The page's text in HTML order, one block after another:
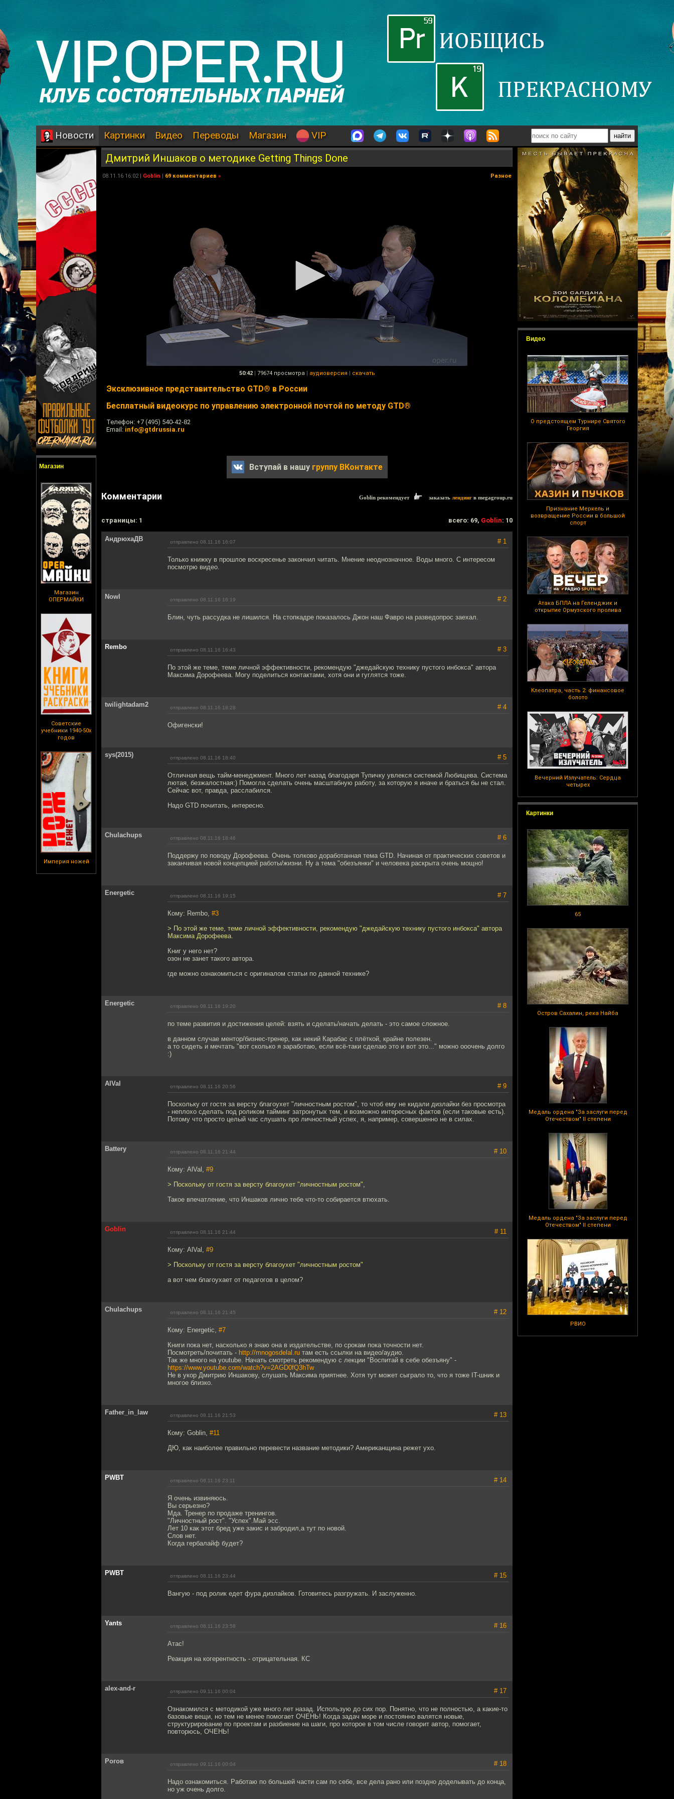
Новости Картинки Видео Переводы Магазин VIP
Магазин
Магазин
ОПЕРМАЙКИ
Советские
учебники 1940-50х
годов
Империя ножей
Видео
О предстоящем Турнире Святого
Георгия
Признание Меркель и
возвращение России в большой
спорт
Атака БПЛА на Геленджик и
открытие Ормузского пролива
Клеопатра, часть 2: финансовое
болото
Вечерний Излучатель: Сердца
четырех
Картинки
65
Остров Сахалин, река Найба
Медаль ордена "За заслуги перед
Отечеством" II степени
Медаль ордена "За заслуги перед
Отечеством" II степени
РВИО
Дмитрий Иншаков о методике Getting Things Done
08.11.16 16:02 | Goblin | 69 комментариев » Разное
50:42 | 79674 просмотра | аудиоверсия | скачать
Эксклюзивное представительство GTD® в России
Бесплатный видеокурс по управлению электронной почтой по методу GTD®
Телефон: +7 (495) 540-42-82
Email: info@gtdrussia.ru
Вступай в нашу группу ВКонтакте
Комментарии Goblin рекомендует заказать лендинг в megagroup.ru
cтраницы: 1 всего: 69, Goblin: 10
АндрюхаДВ отправлено 08.11.16 16:07 # 1
Только книжку в прошлое воскресенье закончил читать. Мнение неоднозначное. Воды много. С интересом
посмотрю видео.
Nowl отправлено 08.11.16 16:19 # 2
Блин, чуть рассудка не лишился. На стопкадре показалось Джон наш Фавро на разведопрос заехал.
Rembo отправлено 08.11.16 16:43 # 3
По этой же теме, теме личной эффективности, рекомендую "джедайскую технику пустого инбокса" автора
Максима Дорофеева. Могу поделиться контактами, хотя они и гуглятся тоже.
twilightadam2 отправлено 08.11.16 18:28 # 4
Офигенски!
sys(2015) отправлено 08.11.16 18:40 # 5
Отличная вещь тайм-менеджмент. Много лет назад благодаря Тупичку увлекся системой Любищева. Система
лютая, безжалостная:) Помогла сделать очень масштабную работу, за которую я иначе и браться бы не стал.
Сейчас вот, правда, расслабился.
Надо GTD почитать, интересно.
Chulachups отправлено 08.11.16 18:46 # 6
Поддержу по поводу Дорофеева. Очень толково доработанная тема GTD. Начиная от практических советов и
заканчивая новой концепцией работы/жизни. Ну а тема "обезъянки" и человека раскрыта очень мощно!
Energetic отправлено 08.11.16 19:15 # 7
Кому: Rembo, #3
> По этой же теме, теме личной эффективности, рекомендую "джедайскую технику пустого инбокса" автора
Максима Дорофеева.
Книг у него нет?
озон не занет такого автора.
где можно ознакомиться с оригиналом статьи по данной технике?
Energetic отправлено 08.11.16 19:20 # 8
по теме развития и достижения целей: взять и сделать/начать делать - это самое сложное.
в данном случае ментор/бизнес-тренер, как некий Карабас с плёткой, крайне полезен.
а то сидеть и мечтать "вот сколько я заработаю, если всё-таки сделаю это и вот это..." можно ооочень долго
:)
AlVal отправлено 08.11.16 20:56 # 9
Поскольку от гостя за версту благоухет "личностным ростом", то чтоб ему не кидали дизлайки без просмотра
- неплохо сделать под роликом тайминг затронутых тем, и возможно интересных фактов (если таковые есть).
Потому что просто целый час слушать про личностный успех, я, например, совершенно не в силах.
Battery отправлено 08.11.16 21:44 # 10
Кому: AlVal, #9
> Поскольку от гостя за версту благоухет "личностным ростом",
Такое впечатление, что Иншаков лично тебе что-то собирается втюхать.
Goblin отправлено 08.11.16 21:44 # 11
Кому: AlVal, #9
> Поскольку от гостя за версту благоухет "личностным ростом"
а вот чем благоухает от педагогов в целом?
Chulachups отправлено 08.11.16 21:45 # 12
Кому: Energetic, #7
Книги пока нет, насколько я знаю она в издательстве, по срокам пока точности нет.
Посмотреть/почитать - http://mnogosdelal.ru там есть ссылки на видео/аудио.
Так же много на youtube. Начать смотреть рекомендую с лекции "Воспитай в себе обезъяну" -
https://www.youtube.com/watch?v=2AGD0fQ3hTw
Не в укор Дмитрию Иншакову, слушать Максима приятнее. Хотя тут может сыграло то, что я тоже IT-шник и
многое близко.
Father_in_law отправлено 08.11.16 21:53 # 13
Кому: Goblin, #11
ДЮ, как наиболее правильно перевести название методики? Американщина режет ухо.
PWBT отправлено 08.11.16 23:11 # 14
Я очень извиняюсь.
Вы серьезно?
Мда. Тренер по продаже тренингов.
"Личностный рост". "Успех".Май эсс.
Лет 10 как этот бред уже закис и забродил,а тут по новой.
Слов нет.
Когда гербалайф будет?
PWBT отправлено 08.11.16 23:44 # 15
Вангую - под ролик едет фура дизлайков. Готовитесь разгружать. И заслуженно.
Yants отправлено 08.11.16 23:58 # 16
Атас!
Реакция на когерентность - отрицательная. КС
alex-and-r отправлено 09.11.16 00:04 # 17
Ознакомился с методикой уже много лет назад. Использую до сих пор. Понятно, что не полностью, а какие-то
базовые вещи, но тем не менее помогает ОЧЕНЬ! Когда задач море и постоянно валятся новые,
структурирование по проектам и разбиение на шаги, про которое в том числе говорит автор, помогает,
повторюсь, ОЧЕНЬ!
Рогов отправлено 09.11.16 00:04 # 18
Надо ознакомиться. Работаю по большей части сам по себе, все дела рано или поздно доделывать до конца,
но уж очень долго.